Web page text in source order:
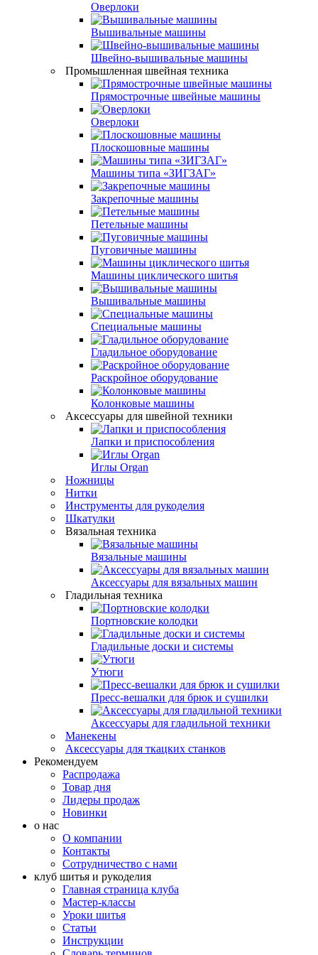
Оверлоки
Вышивальные машины
Швейно-вышивальные машины
Промышленная швейная техника
Прямострочные швейные машины
Оверлоки
Плоскошовные машины
Машины типа «ЗИГЗАГ»
Закрепочные машины
Петельные машины
Пуговичные машины
Машины циклического шитья
Вышивальные машины
Специальные машины
Гладильное оборудование
Раскройное оборудование
Колонковые машины
Аксессуары для швейной техники
Лапки и приспособления
Иглы Organ
Ножницы
Нитки
Инструменты для рукоделия
Шкатулки
Вязальная техника
Вязальные машины
Аксессуары для вязальных машин
Гладильная техника
Портновские колодки
Гладильные доски и системы
Утюги
Пресс-вешалки для брюк и сушилки
Аксессуары для гладильной техники
Манекены
Аксессуары для ткацких станков
Рекомендуем
Распродажа
Товар дня
Лидеры продаж
Новинки
о нас
О компании
Контакты
Сотрудничество с нами
клуб шитья и рукоделия
Главная страница клуба
Мастер-классы
Уроки шитья
Статьи
Инструкции